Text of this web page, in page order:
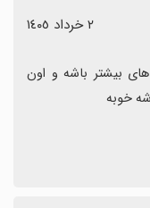
پایان بازی گله
شود.
امتحان را دارد؛
٢ خرداد ١٤٠٥